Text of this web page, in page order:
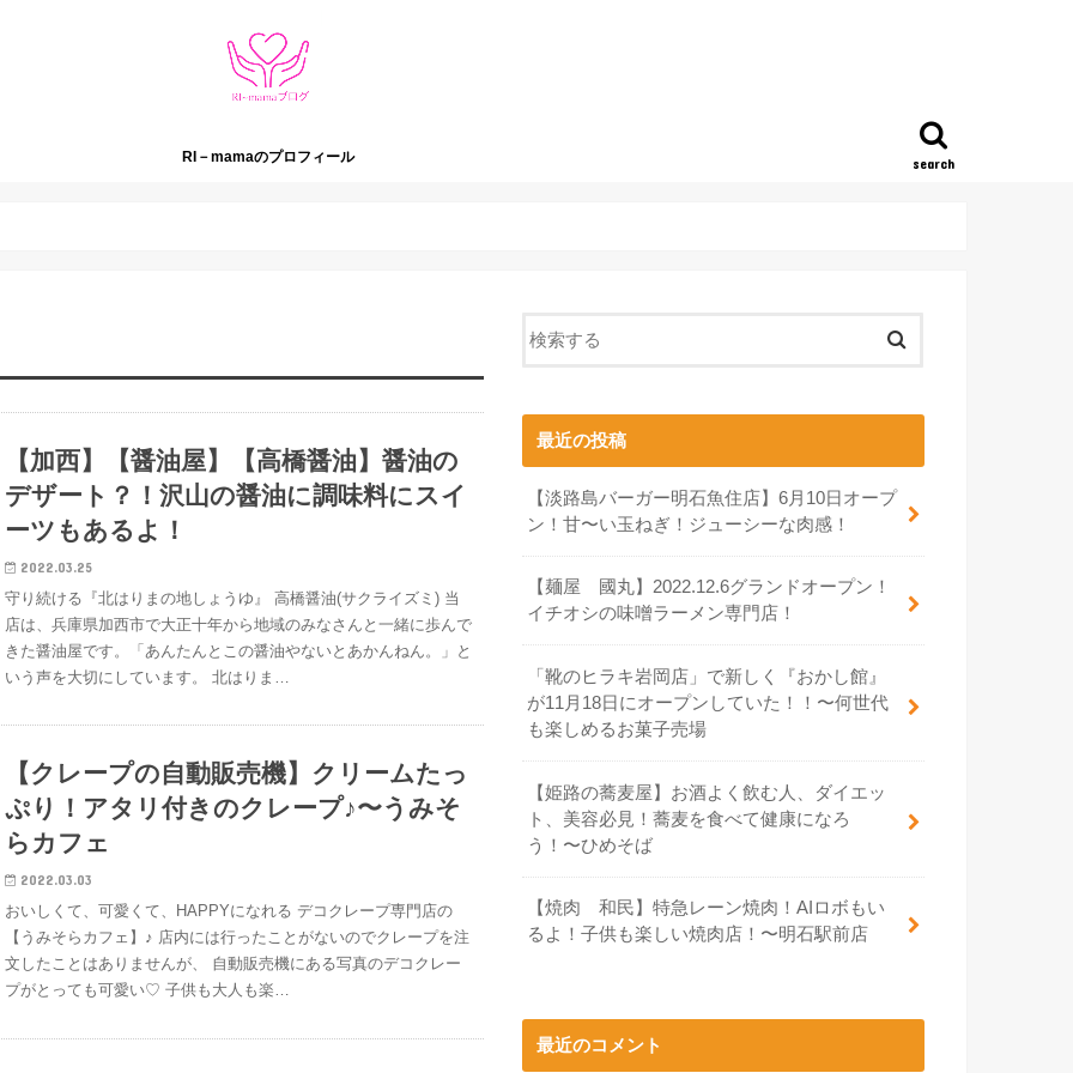
search
RI－mamaのプロフィール
【加西】【醤油屋】【高橋醤油】醤油の
デザート？！沢山の醤油に調味料にスイ
ーツもあるよ！
2022.03.25
守り続ける『北はりまの地しょうゆ』 高橋醤油(サクライズミ) 当
店は、兵庫県加西市で大正十年から地域のみなさんと一緒に歩んで
きた醤油屋です。「あんたんとこの醤油やないとあかんねん。」と
いう声を大切にしています。 北はりま…
【クレープの自動販売機】クリームたっ
ぷり！アタリ付きのクレープ♪〜うみそ
らカフェ
2022.03.03
おいしくて、可愛くて、HAPPYになれる デコクレープ専門店の
【うみそらカフェ】♪ 店内には行ったことがないのでクレープを注
文したことはありませんが、 自動販売機にある写真のデコクレー
プがとっても可愛い♡ 子供も大人も楽…
最近の投稿
【淡路島バーガー明石魚住店】6月10日オープ
ン！甘〜い玉ねぎ！ジューシーな肉感！
【麺屋 國丸】2022.12.6グランドオープン！
イチオシの味噌ラーメン専門店！
「靴のヒラキ岩岡店」で新しく『おかし館』
が11月18日にオープンしていた！！〜何世代
も楽しめるお菓子売場
【姫路の蕎麦屋】お酒よく飲む人、ダイエッ
ト、美容必見！蕎麦を食べて健康になろ
う！〜ひめそば
【焼肉 和民】特急レーン焼肉！AIロボもい
るよ！子供も楽しい焼肉店！〜明石駅前店
最近のコメント